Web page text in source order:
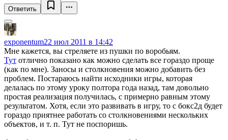
Ответить
exponentum22 июл 2011 в 14:42
Мне кажется, вы стреляете из пушки по воробьям.
Тут отлично показано как можно сделать все гораздо проще
(как по мне). Заносы и столкновения можно добавить без
проблем. Постараюсь найти исходники игры, которая
делалась по этому уроку полтора года назад, там довольно
простая реализация получилась, с примерно равным этому
результатом. Хотя, если это развивать в игру, то с бокс2д будет
гораздо приятнее работать со столкновениями нескольких
объектов, и т. п. Тут не поспоришь.